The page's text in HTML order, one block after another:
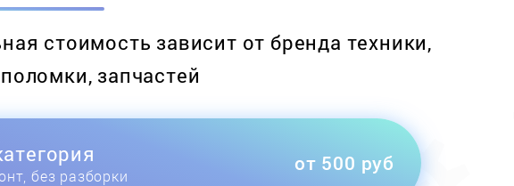
стоимость зависит от бренда техники,
запчастей
без разборки
от 500 руб